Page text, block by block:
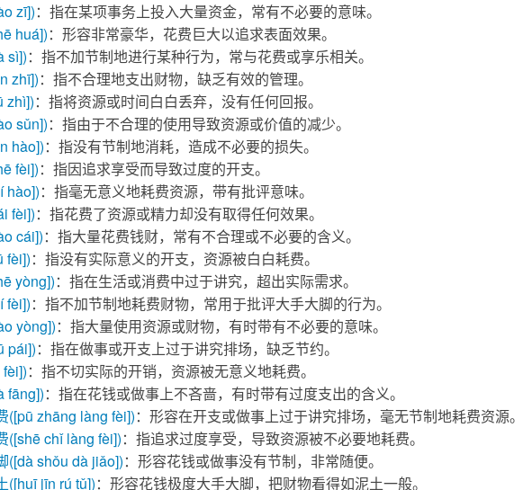
zī])：指在某项事务上投入大量资金，常有不必要的意味。
huá])：形容非常豪华，花费巨大以追求表面效果。
sì])：指不加节制地进行某种行为，常与花费或享乐相关。
zhī])：指不合理地支出财物，缺乏有效的管理。
zhì])：指将资源或时间白白丢弃，没有任何回报。
sǔn])：指由于不合理的使用导致资源或价值的减少。
hào])：指没有节制地消耗，造成不必要的损失。
fèi])：指因追求享受而导致过度的开支。
hào])：指毫无意义地耗费资源，带有批评意味。
fèi])：指花费了资源或精力却没有取得任何效果。
cái])：指大量花费钱财，常有不合理或不必要的含义。
fèi])：指没有实际意义的开支，资源被白白耗费。
yòng])：指在生活或消费中过于讲究，超出实际需求。
fèi])：指不加节制地耗费财物，常用于批评大手大脚的行为。
yòng])：指大量使用资源或财物，有时带有不必要的意味。
pái])：指在做事或开支上过于讲究排场，缺乏节约。
fèi])：指不切实际的开销，资源被无意义地耗费。
fāng])：指在花钱或做事上不吝啬，有时带有过度支出的含义。
([pū zhāng làng fèi])：形容在开支或做事上过于讲究排场，毫无节制地耗费资源。
([shē chǐ làng fèi])：指追求过度享受，导致资源被不必要地耗费。
([dà shǒu dà jiǎo])：形容花钱或做事没有节制，非常随便。
([huī jīn rú tǔ])：形容花钱极度大手大脚，把财物看得如泥土一般。